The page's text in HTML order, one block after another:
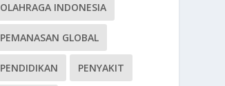
OLAHRAGA INDONESIA
PEMANASAN GLOBAL
PENDIDIKAN PENYAKIT